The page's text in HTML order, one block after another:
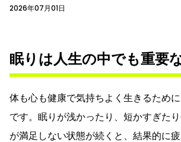
2026年07月01日
眠りは人生の中でも重要
体も心も健康で気持ちよく生きるため
です。眠りが浅かったり、短かすぎた
が満足しない状態が続くと、結果的に